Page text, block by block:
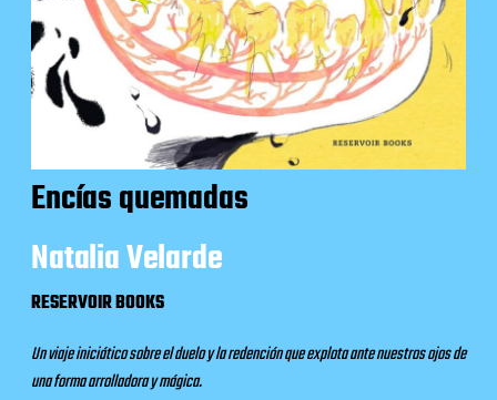
Encías quemadas
Natalia Velarde
RESERVOIR BOOKS
Un viaje iniciático sobre el duelo y la redención que explota ante nuestros ojos de
una forma arrolladora y mágica.